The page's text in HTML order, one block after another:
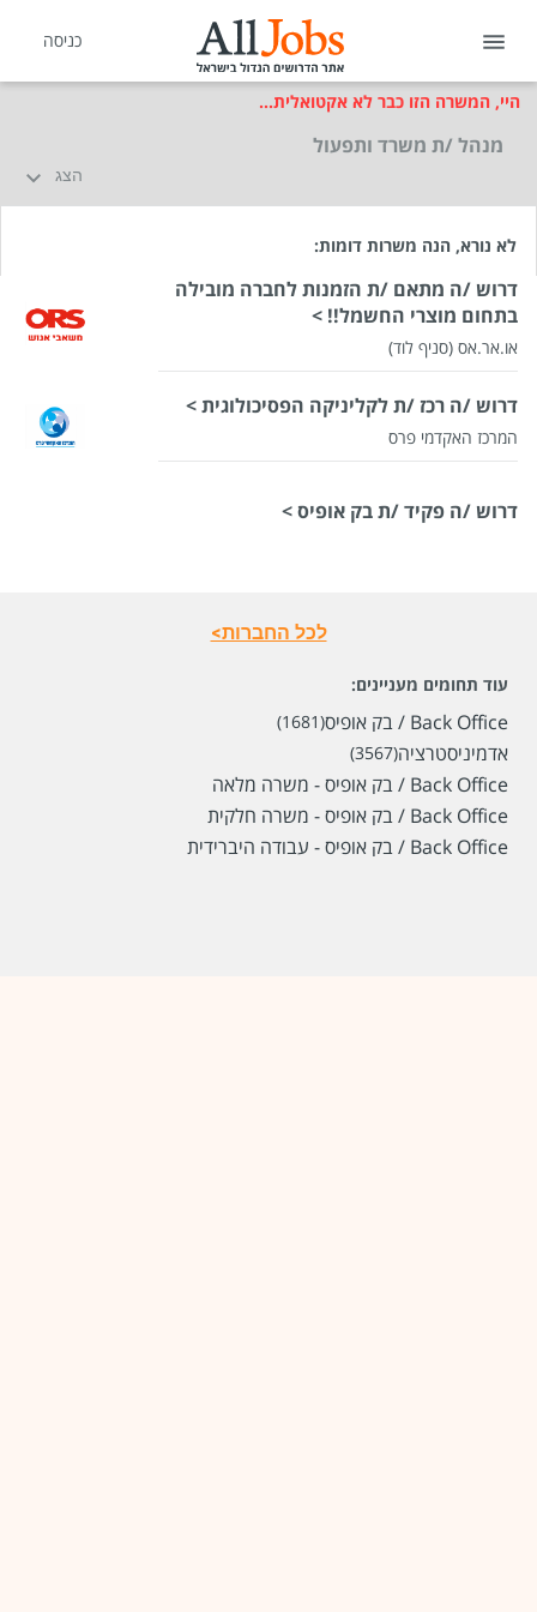
כניסה
היי, המשרה הזו כבר לא אקטואלית...
מנהל /ת משרד ותפעול
הצג
לא נורא, הנה משרות דומות:
דרוש /ה מתאם /ת הזמנות לחברה מובילה
בתחום מוצרי החשמל!! >
או.אר.אס (סניף לוד)
דרוש /ה רכז /ת לקליניקה הפסיכולוגית >
המרכז האקדמי פרס
דרוש /ה פקיד /ת בק אופיס >
לכל החברות>
עוד תחומים מעניינים:
Back Office / בק אופיס (1681)
אדמיניסטרציה(3567)
Back Office / בק אופיס - משרה מלאה
Back Office / בק אופיס - משרה חלקית
Back Office / בק אופיס - עבודה היברידית